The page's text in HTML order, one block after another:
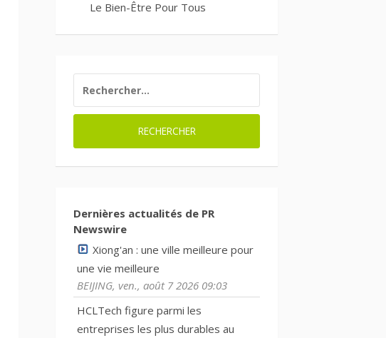
Le Bien-Être Pour Tous
Dernières actualités de PR
Newswire
Xiong'an : une ville meilleure pour
une vie meilleure
BEIJING, ven., août 7 2026 09:03
HCLTech figure parmi les
entreprises les plus durables au